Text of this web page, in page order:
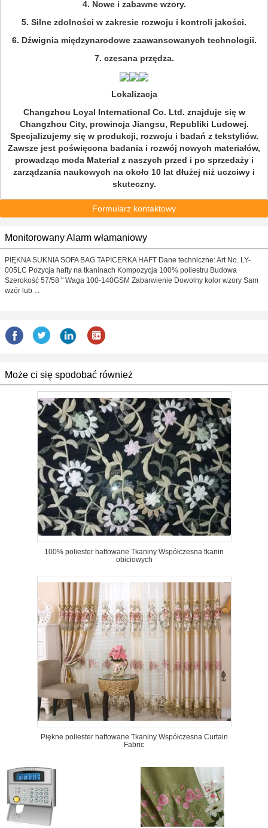
4. Nowe i zabawne wzory.
5. Silne zdolności w zakresie rozwoju i kontroli jakości.
6. Dźwignia międzynarodowe zaawansowanych technologii.
7. czesana przędza.
Lokalizacja
Changzhou Loyal International Co. Ltd. znajduje się w
Changzhou City, prowincja Jiangsu, Republiki Ludowej.
Specjalizujemy się w produkcji, rozwoju i badań z tekstyliów.
Zawsze jest poświęcona badania i rozwój nowych materiałów,
prowadząc moda Materiał z naszych przed i po sprzedaży i
zarządzania naukowych na około 10 lat dłużej niż uczciwy i
skuteczny.
Formularz kontaktowy
Monitorowany Alarm włamaniowy
PIĘKNA SUKNIA SOFA BAG TAPICERKA HAFT Dane techniczne: Art No. LY-
005LC Pozycja hafty na tkaninach Kompozycja 100% poliestru Budowa
Szerokość 57/58 " Waga 100-140GSM Zabarwienie Dowolny kolor wzory Sam
wzór lub ...
Może ci się spodobać również
100% poliester haftowane Tkaniny Współczesna tkanin
obiciowych
Piękne poliester haftowane Tkaniny Współczesna Curtain
Fabric